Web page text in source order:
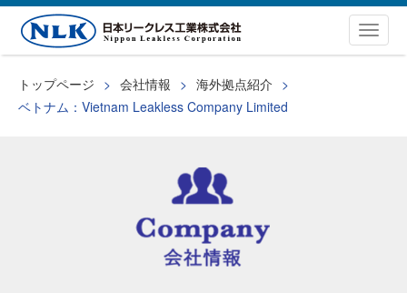
トップページ 会社情報
海外拠点紹介
ベトナム：Vietnam Leakless Company Limited